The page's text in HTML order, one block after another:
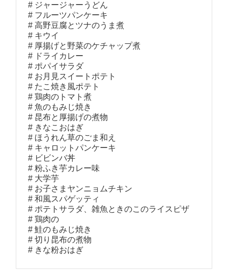
ジャージャーうどん
フルーツパンケーキ
高野豆腐とツナのうま煮
キウイ
厚揚げと野菜のケチャップ煮
ドライカレー
ポパイサラダ
お月見スイートポテト
たこ焼き風ポテト
鶏肉のトマト煮
魚のもみじ焼き
昆布と厚揚げの煮物
きなこおはぎ
ほうれん草のごま和え
キャロットパンケーキ
ビビンバ丼
粉ふき芋カレー味
大学芋
お子さまヤンニョムチキン
和風スパゲッティ
ポテトサラダ、雑魚ときのこのライスピザ
鶏肉の
鮭のもみじ焼き
切り昆布の煮物
きな粉おはぎ